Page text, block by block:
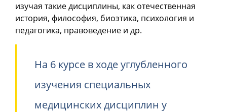
изучая такие дисциплины, как отечественная
история, философия, биоэтика, психология и
педагогика, правоведение и др.
На 6 курсе в ходе углубленного
изучения специальных
медицинских дисциплин у